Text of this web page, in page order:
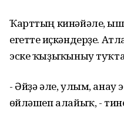
Ҡарттың кинәйәле,
егетте һиҫкәндерҙе.
эске ҡыҙыҡһыныу
- Әйҙә әле, улым, анау
һөйләшеп алайыҡ, -